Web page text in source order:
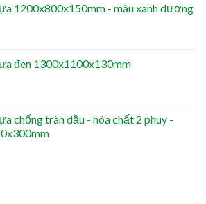
1200x800x150mm - màu xanh dương
đen 1300x1100x130mm
chống tràn dầu - hóa chất 2 phuy -